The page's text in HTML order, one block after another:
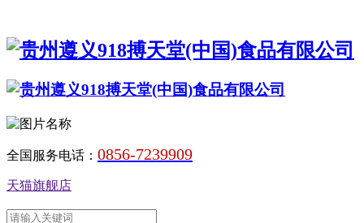
全国服务电话： 0856-7239909
天猫旗舰店